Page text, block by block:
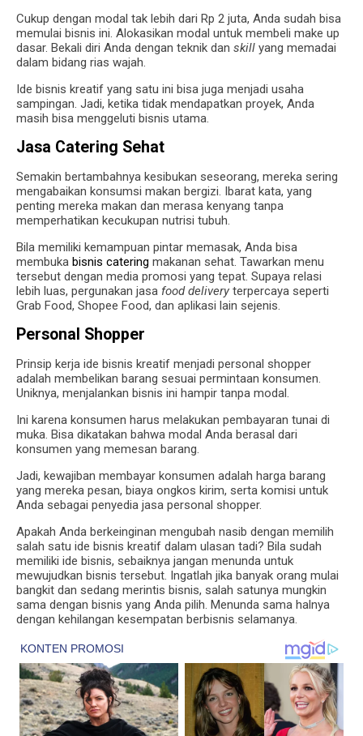
Cukup dengan modal tak lebih dari Rp 2 juta, Anda sudah bisa
memulai bisnis ini. Alokasikan modal untuk membeli make up
dasar. Bekali diri Anda dengan teknik dan skill yang memadai
dalam bidang rias wajah.
Ide bisnis kreatif yang satu ini bisa juga menjadi usaha
sampingan. Jadi, ketika tidak mendapatkan proyek, Anda
masih bisa menggeluti bisnis utama.
Jasa Catering Sehat
Semakin bertambahnya kesibukan seseorang, mereka sering
mengabaikan konsumsi makan bergizi. Ibarat kata, yang
penting mereka makan dan merasa kenyang tanpa
memperhatikan kecukupan nutrisi tubuh.
Bila memiliki kemampuan pintar memasak, Anda bisa
membuka bisnis catering makanan sehat. Tawarkan menu
tersebut dengan media promosi yang tepat. Supaya relasi
lebih luas, pergunakan jasa food delivery terpercaya seperti
Grab Food, Shopee Food, dan aplikasi lain sejenis.
Personal Shopper
Prinsip kerja ide bisnis kreatif menjadi personal shopper
adalah membelikan barang sesuai permintaan konsumen.
Uniknya, menjalankan bisnis ini hampir tanpa modal.
Ini karena konsumen harus melakukan pembayaran tunai di
muka. Bisa dikatakan bahwa modal Anda berasal dari
konsumen yang memesan barang.
Jadi, kewajiban membayar konsumen adalah harga barang
yang mereka pesan, biaya ongkos kirim, serta komisi untuk
Anda sebagai penyedia jasa personal shopper.
Apakah Anda berkeinginan mengubah nasib dengan memilih
salah satu ide bisnis kreatif dalam ulasan tadi? Bila sudah
memiliki ide bisnis, sebaiknya jangan menunda untuk
mewujudkan bisnis tersebut. Ingatlah jika banyak orang mulai
bangkit dan sedang merintis bisnis, salah satunya mungkin
sama dengan bisnis yang Anda pilih. Menunda sama halnya
dengan kehilangan kesempatan berbisnis selamanya.